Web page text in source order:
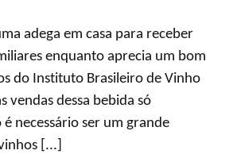
adega em casa para receber
enquanto aprecia um bom
do Instituto Brasileiro de Vinho
vendas dessa bebida só
é necessário ser um grande
[...]